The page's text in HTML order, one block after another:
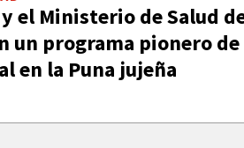
y el Ministerio de Salud
un programa pionero de
en la Puna jujeña